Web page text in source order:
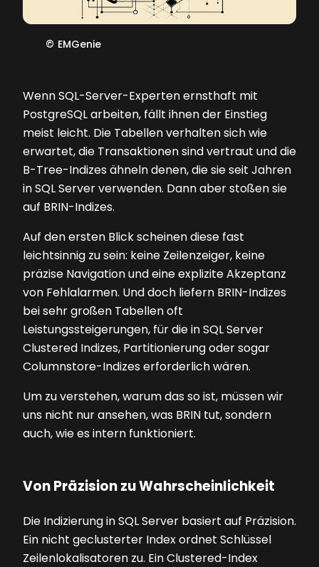
© EMGenie
Wenn SQL-Server-Experten ernsthaft mit
PostgreSQL arbeiten, fällt ihnen der Einstieg
meist leicht. Die Tabellen verhalten sich wie
erwartet, die Transaktionen sind vertraut und die
B-Tree-Indizes ähneln denen, die sie seit Jahren
in SQL Server verwenden. Dann aber stoßen sie
auf BRIN-Indizes.
Auf den ersten Blick scheinen diese fast
leichtsinnig zu sein: keine Zeilenzeiger, keine
präzise Navigation und eine explizite Akzeptanz
von Fehlalarmen. Und doch liefern BRIN-Indizes
bei sehr großen Tabellen oft
Leistungssteigerungen, für die in SQL Server
Clustered Indizes, Partitionierung oder sogar
Columnstore-Indizes erforderlich wären.
Um zu verstehen, warum das so ist, müssen wir
uns nicht nur ansehen, was BRIN tut, sondern
auch, wie es intern funktioniert.
Von Präzision zu Wahrscheinlichkeit
Die Indizierung in SQL Server basiert auf Präzision.
Ein nicht geclusterter Index ordnet Schlüssel
Zeilenlokalisatoren zu. Ein Clustered-Index